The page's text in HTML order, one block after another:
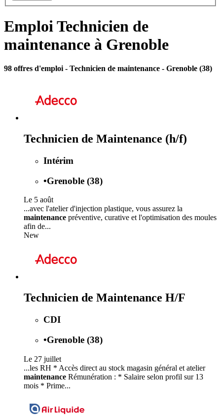
Emploi Technicien de
maintenance à Grenoble
98 offres d'emploi - Technicien de maintenance - Grenoble (38)
Technicien de Maintenance (h/f)
Intérim
•Grenoble (38)
Le 5 août
...avec l'atelier d'injection plastique, vous assurez la
maintenance préventive, curative et l'optimisation des moules
afin de...
New
Technicien de Maintenance H/F
CDI
•Grenoble (38)
Le 27 juillet
...les RH * Accès direct au stock magasin général et atelier
maintenance Rémunération : * Salaire selon profil sur 13
mois * Prime...